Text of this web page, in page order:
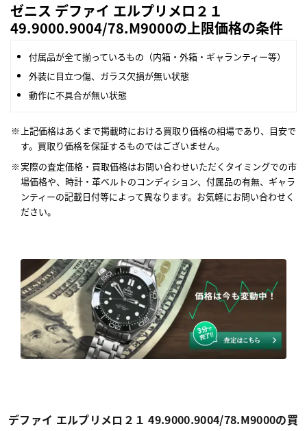
ゼニス デファイ エルプリメロ２１
49.9000.9004/78.M9000の上限価格の条件
付属品が全て揃っているもの（内箱・外箱・ギャランティー等）
外装に目立つ傷、ガラス欠損が無い状態
動作に不具合が無い状態
上記価格はあくまで掲載時における買取り価格の相場であり、目安で
す。買取り価格を保証するものではございません。
実際の査定価格・買取価格はお問い合わせいただくタイミングでの市
場価格や、時計・革ベルトのコンディション、付属品の有無、ギャラ
ンティーの記載日付等によって異なります。お気軽にお問い合わせく
ださい。
デファイ エルプリメロ２１ 49.9000.9004/78.M9000の買